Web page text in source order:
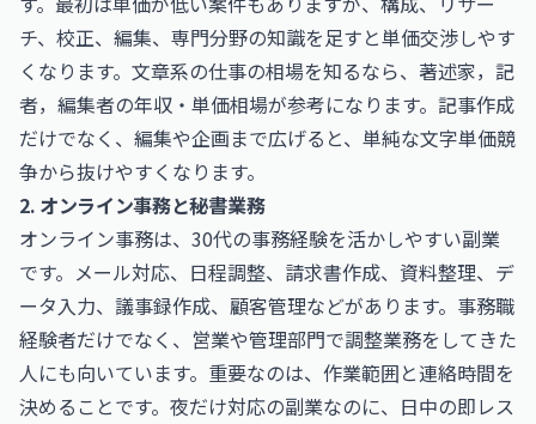
チ、校正、編集、専門分野の知識を足すと単価交渉しやす
くなります。文章系の仕事の相場を知るなら、 著述家，記
者，編集者の年収・単価相場が参考になります。記事作成
だけでなく、編集や企画まで広げると、単純な文字単価競
争から抜けやすくなります。
2. オンライン事務と秘書業務
オンライン事務は、30代の事務経験を活かしやすい副業
です。メール対応、日程調整、請求書作成、資料整理、デ
ータ入力、議事録作成、顧客管理などがあります。事務職
経験者だけでなく、営業や管理部門で調整業務をしてきた
人にも向いています。重要なのは、作業範囲と連絡時間を
決めることです。夜だけ対応の副業なのに、日中の即レス